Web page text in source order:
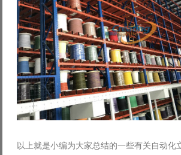
以上就是小编为大家总结的一些有关自动化